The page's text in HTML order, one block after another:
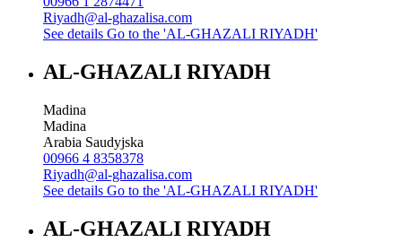
Riyadh@al-ghazalisa.com
See details Go to the 'AL-GHAZALI RIYADH'
AL-GHAZALI RIYADH
Madina
Madina
Arabia Saudyjska
00966 4 8358378
Riyadh@al-ghazalisa.com
See details Go to the 'AL-GHAZALI RIYADH'
AL-GHAZALI RIYADH